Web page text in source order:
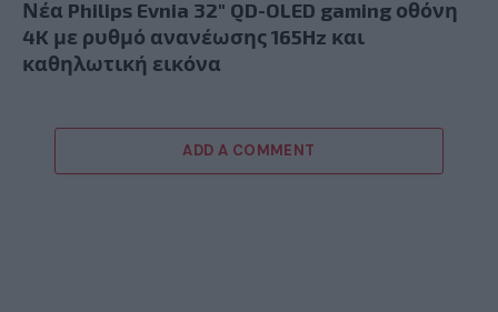
Νέα Philips Evnia 32″ QD-OLED gaming οθόνη
4K με ρυθμό ανανέωσης 165Hz και
καθηλωτική εικόνα
ADD A COMMENT